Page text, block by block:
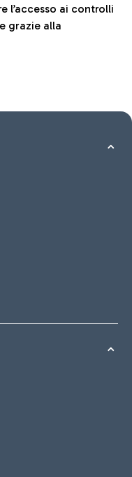
l’accesso ai controlli
grazie alla